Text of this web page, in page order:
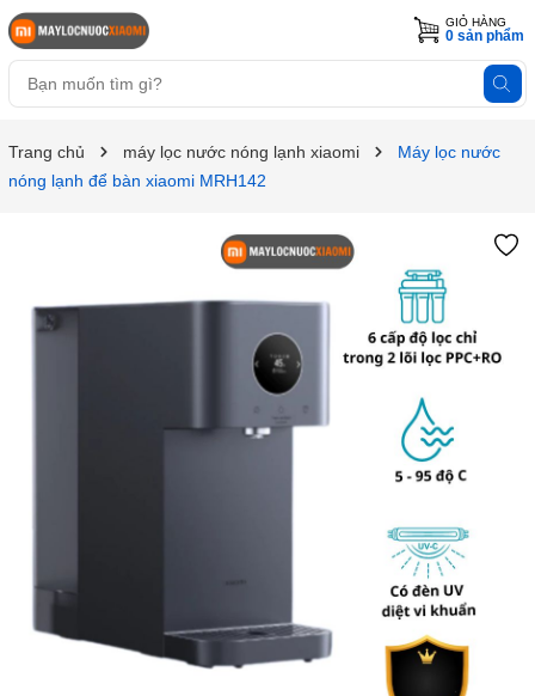
GIỎ HÀNG
0 sản phẩm
Trang chủ máy lọc nước nóng lạnh xiaomi
Máy lọc nước
nóng lạnh để bàn xiaomi MRH142